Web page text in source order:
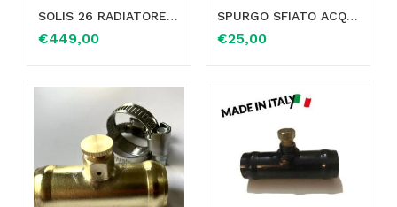
SOLIS 26 RADIATORE TRATTORE ACQUA NUOVO MAGGIORATO 3 FILE IN OTTONE
€449,00
SPURGO SFIATO ACQUA MANICOTTO VALVOLA FLESSIBILE RISCALDAMENTO RADIATORE MINI ONE Ø 32mm 17127515502
€25,00